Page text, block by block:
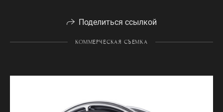
Поделиться ссылкой
КОММЕРЧЕСКАЯ СЪЕМКА